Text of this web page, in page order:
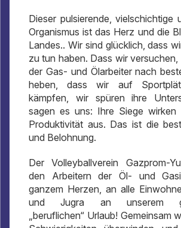
Dieser pulsierende, vielschichtige
Organismus ist das Herz und die
Landes.. Wir sind glücklich, dass
zu tun haben. Dass wir versuchen,
der Gas- und Ölarbeiter nach
heben, dass wir auf
kämpfen, wir spüren ihre
sagen es uns: Ihre Siege
Produktivität aus. Das ist die
und Belohnung.
Der Volleyballverein Gazprom-
den Arbeitern der Öl- und
ganzem Herzen, an alle
und Jugra an unserem
„beruflichen“ Urlaub! Gemeinsam